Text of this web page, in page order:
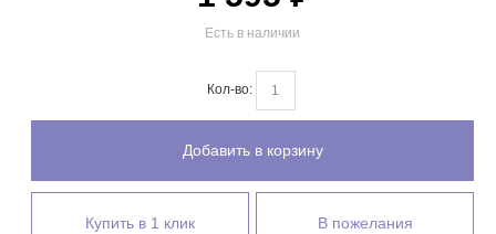
Есть в наличии
Кол-во:
Добавить в корзину
Купить в 1 клик В пожелания